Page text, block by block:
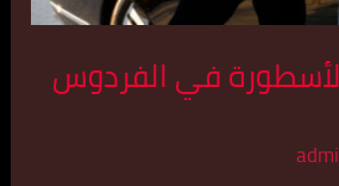
في الفردوس